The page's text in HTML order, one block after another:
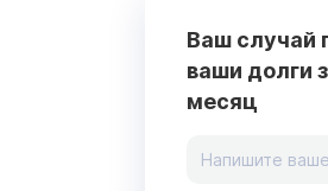
Ваш случай
ваши долги
месяц